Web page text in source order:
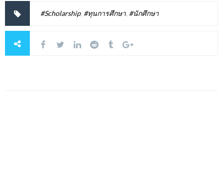
#Scholarship, #ทุนการศึกษา, #นักศึกษา